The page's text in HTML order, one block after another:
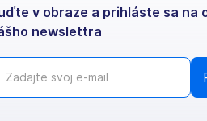
v obraze a prihláste sa na
newslettra